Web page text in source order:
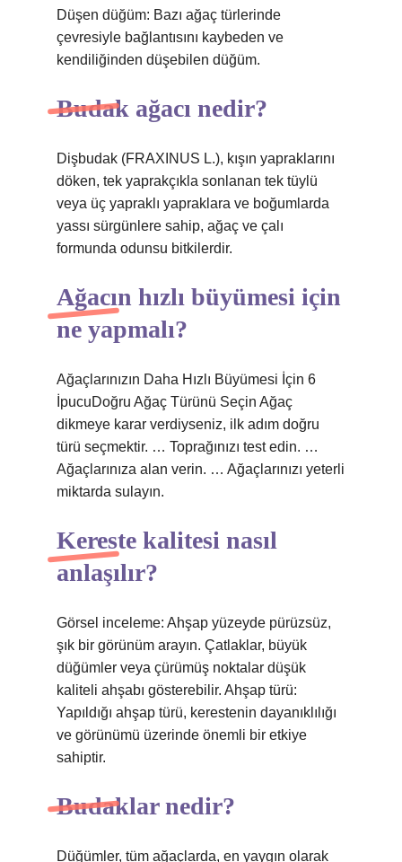
Düşen düğüm: Bazı ağaç türlerinde
çevresiyle bağlantısını kaybeden ve
kendiliğinden düşebilen düğüm.
Budak ağacı nedir?
Dişbudak (FRAXINUS L.), kışın yapraklarını
döken, tek yaprakçıkla sonlanan tek tüylü
veya üç yapraklı yapraklara ve boğumlarda
yassı sürgünlere sahip, ağaç ve çalı
formunda odunsu bitkilerdir.
Ağacın hızlı büyümesi için
ne yapmalı?
Ağaçlarınızın Daha Hızlı Büyümesi İçin 6
İpucuDoğru Ağaç Türünü Seçin Ağaç
dikmeye karar verdiyseniz, ilk adım doğru
türü seçmektir. … Toprağınızı test edin. …
Ağaçlarınıza alan verin. … Ağaçlarınızı yeterli
miktarda sulayın.
Kereste kalitesi nasıl
anlaşılır?
Görsel inceleme: Ahşap yüzeyde pürüzsüz,
şık bir görünüm arayın. Çatlaklar, büyük
düğümler veya çürümüş noktalar düşük
kaliteli ahşabı gösterebilir. Ahşap türü:
Yapıldığı ahşap türü, kerestenin dayanıklılığı
ve görünümü üzerinde önemli bir etkiye
sahiptir.
Budaklar nedir?
Düğümler, tüm ağaçlarda, en yaygın olarak